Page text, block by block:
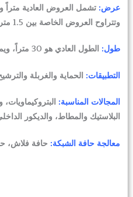
عرض:
وتتراوح العروض الخاصة بين 1.5 متر و2.6 متر.
طول: الطول العادي هو 30 متراً، ويمكن تخصيصه حسب المتطلبات.
التطبيقات: الحماية والغربلة
المجالات المناسبة:
البلاستيك والمطاط، والديكور
معالجة حافة الشبكة: حافة فلاش،